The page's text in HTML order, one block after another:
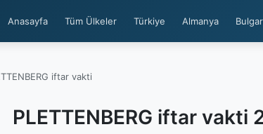
Anasayfa Tüm Ülkeler Türkiye Almanya
iftar vakti
PLETTENBERG iftar vakti